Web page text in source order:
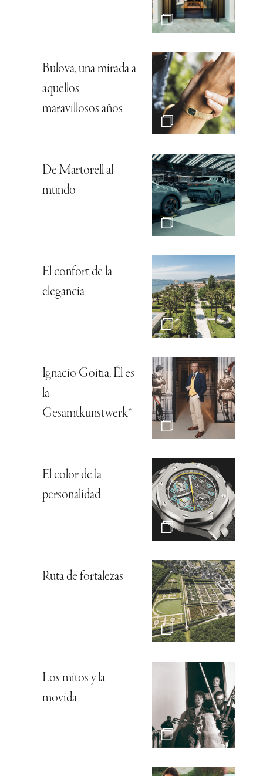
Bulova, una mirada a
aquellos
maravillosos años
De Martorell al
mundo
El confort de la
elegancia
Ignacio Goitia, Él es
la
Gesamtkunstwerk*
El color de la
personalidad
Ruta de fortalezas
Los mitos y la
movida